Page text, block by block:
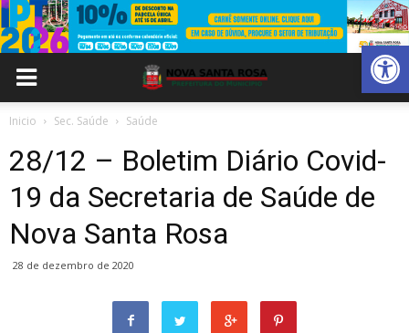
Abrir
Inicio Sec. Saúde Saúde
28/12 – Boletim Diário Covid-
19 da Secretaria de Saúde de
Nova Santa Rosa
28 de dezembro de 2020